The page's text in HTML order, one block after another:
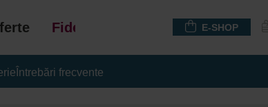
Fidelizare E-SHOP
Întrebări frecvente